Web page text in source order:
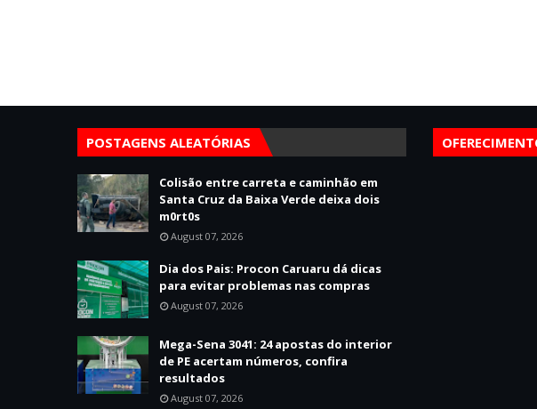
POSTAGENS ALEATÓRIAS
Colisão entre carreta e caminhão em
Santa Cruz da Baixa Verde deixa dois
m0rt0s
August 07, 2026
Dia dos Pais: Procon Caruaru dá dicas
para evitar problemas nas compras
August 07, 2026
Mega-Sena 3041: 24 apostas do interior
de PE acertam números, confira
resultados
August 07, 2026